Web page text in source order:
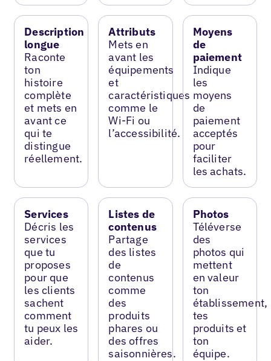
Description
longue
Raconte
ton
histoire
complète
et mets en
avant ce
qui te
distingue
réellement.
Attributs
Mets en
avant les
équipements
et
caractéristiques
comme le
Wi-Fi ou
l’accessibilité.
Moyens
de
paiement
Indique
les
moyens
de
paiement
acceptés
pour
faciliter
les achats.
Services
Décris les
services
que tu
proposes
pour que
les clients
sachent
comment
tu peux les
aider.
Listes de
contenus
Partage
des listes
de
contenus
comme
des
produits
phares ou
des offres
saisonnières.
Photos
Téléverse
des
photos qui
mettent
en valeur
ton
établissement,
tes
produits et
ton
équipe.